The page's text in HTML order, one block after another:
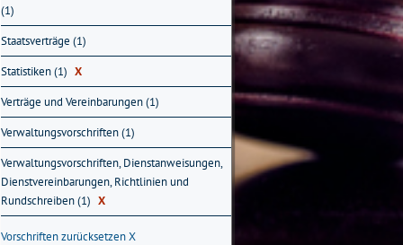
(1)
Staatsverträge (1)
Statistiken (1) X
Verträge und Vereinbarungen (1)
Verwaltungsvorschriften (1)
Verwaltungsvorschriften, Dienstanweisungen,
Dienstvereinbarungen, Richtlinien und
Rundschreiben (1) X
Vorschriften zurücksetzenX